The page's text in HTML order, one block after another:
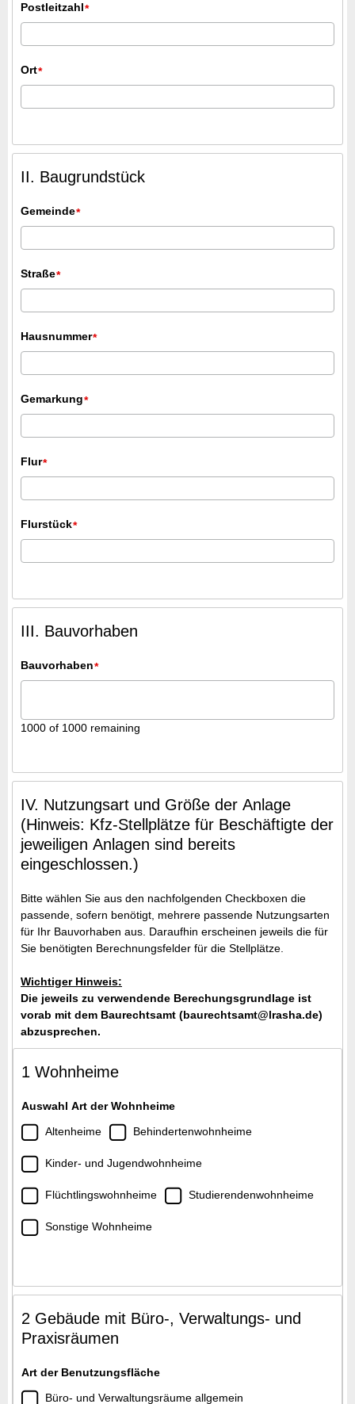
Postleitzahl*
Ort*
II. Baugrundstück
Gemeinde*
Straße*
Hausnummer*
Gemarkung*
Flur*
Flurstück*
III. Bauvorhaben
Bauvorhaben*
1000 of 1000 remaining
IV. Nutzungsart und Größe der Anlage
(Hinweis: Kfz-Stellplätze für Beschäftigte der
jeweiligen Anlagen sind bereits
eingeschlossen.)
Bitte wählen Sie aus den nachfolgenden Checkboxen die
passende, sofern benötigt, mehrere passende Nutzungsarten
für Ihr Bauvorhaben aus. Daraufhin erscheinen jeweils die für
Sie benötigten Berechnungsfelder für die Stellplätze.
Wichtiger Hinweis:
Die jeweils zu verwendende Berechungsgrundlage ist
vorab mit dem Baurechtsamt (baurechtsamt@lrasha.de)
abzusprechen.
1 Wohnheime
Auswahl Art der Wohnheime
Altenheime
Behindertenwohnheime
Kinder- und Jugendwohnheime
Flüchtlingswohnheime Studierendenwohnheime
Sonstige Wohnheime
2 Gebäude mit Büro-, Verwaltungs- und
Praxisräumen
Art der Benutzungsfläche
Büro- und Verwaltungsräume allgemein